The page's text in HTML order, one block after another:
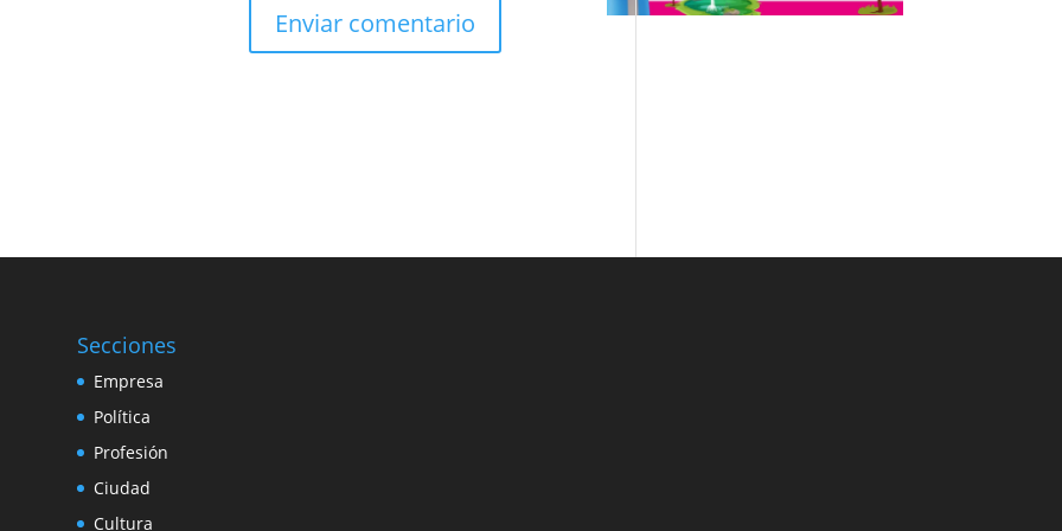
Secciones
Empresa
Política
Profesión
Ciudad
Cultura